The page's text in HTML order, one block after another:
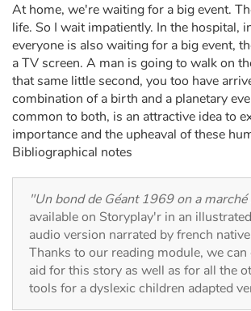
Around the world
Learning
Arts, space, activities
Documentaries
With the family
Daily life and hobbies
At school
Festivals and events
At home, we're waiting for a big event.
life. So I wait impatiently. In the hospital,
everyone is also waiting for a big event,
a TV screen. A man is going to walk on
that same little second, you too have
combination of a birth and a planetary
common to both, is an attractive idea to
importance and the upheaval of these
Bibliographical notes
"Un bond de Géant 1969 on a
available on Storyplay'r in an
audio version narrated by french
Thanks to our reading module, we
aid for this story as well as for all the
tools for a dyslexic children adapted